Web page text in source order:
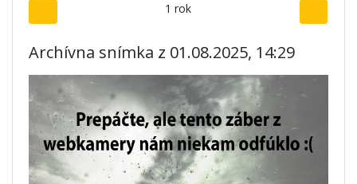
1 rok
Archívna snímka z 01.08.2025, 14:29